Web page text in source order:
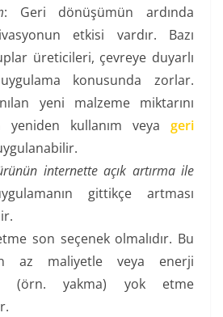
: Geri dönüşümün ardında
etkisi vardır. Bazı
üreticileri, çevreye duyarlı
konusunda zorlar.
yeni malzeme miktarını
yeniden kullanım veya geri
internette açık artırma ile
gittikçe artması
son seçenek olmalıdır. Bu
az maliyetle veya enerji
(örn. yakma) yok etme